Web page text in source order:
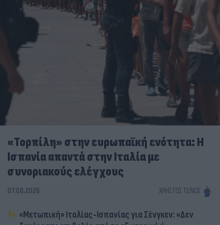
«Τορπίλη» στην ευρωπαϊκή ενότητα: Η
Ισπανία απαντά στην Ιταλία με
συνοριακούς ελέγχους
07.08.2026 ΧΡΉΣΤΟΣ ΤΈΛΙΟΣ
«Μετωπική» Ιταλίας-Ισπανίας για Σένγκεν: «Δεν